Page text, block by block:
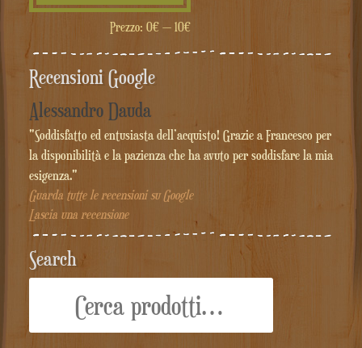
Min
Max
Prezzo: 0€— 10€
Recensioni Google
Alessandro Dauda
"Soddisfatto ed entusiasta dell’acquisto! Grazie a Francesco per
la disponibilità e la pazienza che ha avuto per soddisfare la mia
esigenza."
Guarda tutte le recensioni su Google
Lascia una recensione
Search